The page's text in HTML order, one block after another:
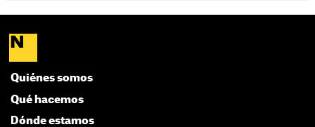
Quiénes somos
Qué hacemos
Dónde estamos